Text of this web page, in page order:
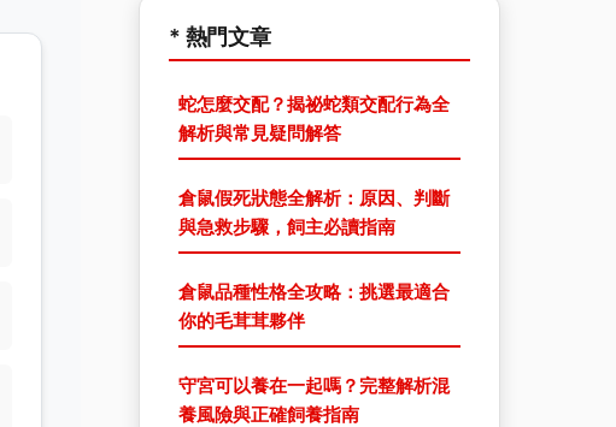
* 熱門文章
蛇怎麼交配？揭祕蛇類交配行為全
解析與常見疑問解答
倉鼠假死狀態全解析：原因、判斷
與急救步驟，飼主必讀指南
倉鼠品種性格全攻略：挑選最適合
你的毛茸茸夥伴
守宮可以養在一起嗎？完整解析混
養風險與正確飼養指南